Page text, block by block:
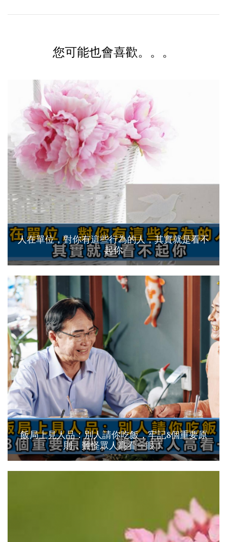
您可能也會喜歡。。。
人在單位，對你有這些行為的人，其實就是看不
起你
飯局上見人品：別人請你吃飯，牢記8個重要原
則，難怪眾人高看一眼！